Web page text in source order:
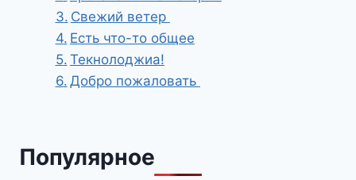
Свежий ветер
Есть что-то общее
Текнолоджиа!
Добро пожаловать
Популярное